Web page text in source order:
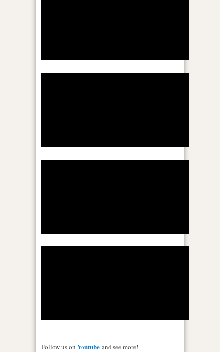
Follow us on Youtube and see more!